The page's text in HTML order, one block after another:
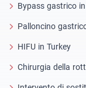
Bypass gastrico
Palloncino
HIFU in Turkey
Chirurgia della